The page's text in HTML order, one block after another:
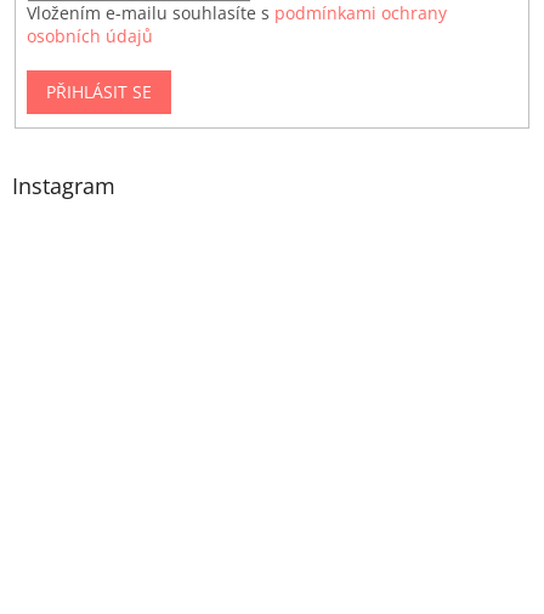
Vložením e-mailu souhlasíte s podmínkami ochrany
osobních údajů
PŘIHLÁSIT SE
Instagram